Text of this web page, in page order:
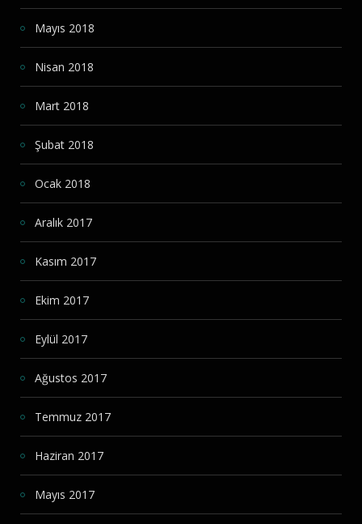
Mayıs 2018
Nisan 2018
Mart 2018
Şubat 2018
Ocak 2018
Aralık 2017
Kasım 2017
Ekim 2017
Eylül 2017
Ağustos 2017
Temmuz 2017
Haziran 2017
Mayıs 2017